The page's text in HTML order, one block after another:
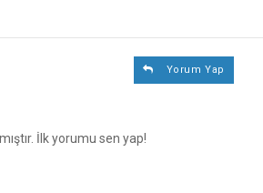
Yorum Yap
İlk yorumu sen yap!